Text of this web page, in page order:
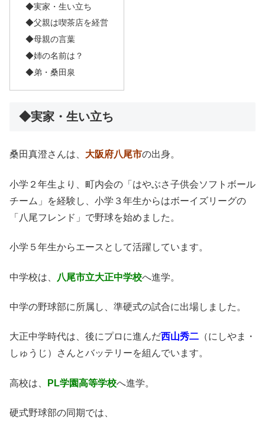
◆実家・生い立ち
◆父親は喫茶店を経営
◆母親の言葉
◆姉の名前は？
◆弟・桑田泉
◆実家・生い立ち
桑田真澄さんは、 大阪府八尾市の出身。
小学２年生より、町内会の「はやぶさ子供会ソフトボール
チーム」を経験し、小学３年生からはボーイズリーグの
「八尾フレンド」で野球を始めました。
小学５年生からエースとして活躍しています。
中学校は、 八尾市立大正中学校へ進学。
中学の野球部に所属し、準硬式の試合に出場しました。
大正中学時代は、後にプロに進んだ西山秀二 （にしやま・
しゅうじ）さんとバッテリーを組んでいます。
高校は、 PL学園高等学校へ進学。
硬式野球部の同期では、